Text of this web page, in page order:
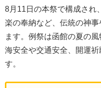
8月11日の本祭で構成され
楽の奉納など、伝統の神
ます。例祭は函館の夏の
海安全や交通安全、開運
す。